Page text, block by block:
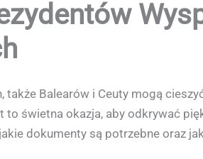
także Balearów i Ceuty mogą
to świetna okazja, aby odkrywać
dokumenty są potrzebne oraz